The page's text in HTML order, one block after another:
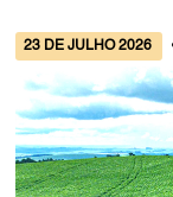
23 DE JULHO 2026